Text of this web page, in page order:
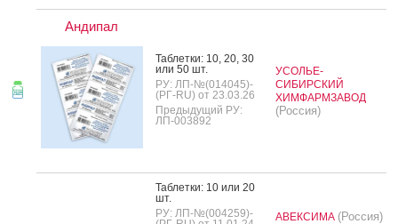
Андипал
Таб­летки: 10, 20, 30
или 50 шт.
РУ: ЛП-№(014045)-
(РГ-RU) от 23.03.26
Предыдущий РУ:
ЛП-003892
УСОЛЬЕ-
СИБИРСКИЙ
ХИМФАРМЗАВОД
(Россия)
Таб­летки: 10 или 20
шт.
РУ: ЛП-№(004259)-
АВЕКСИМА (Россия)